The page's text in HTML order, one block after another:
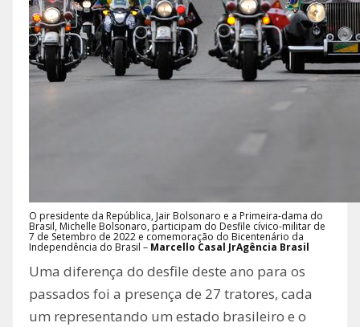
O presidente da República, Jair Bolsonaro e a Primeira-dama do
Brasil, Michelle Bolsonaro, participam do Desfile cívico-militar de
7 de Setembro de 2022 e comemoração do Bicentenário da
Independência do Brasil – Marcello Casal JrAgência Brasil
Uma diferença do desfile deste ano para os
passados foi a presença de 27 tratores, cada
um representando um estado brasileiro e o